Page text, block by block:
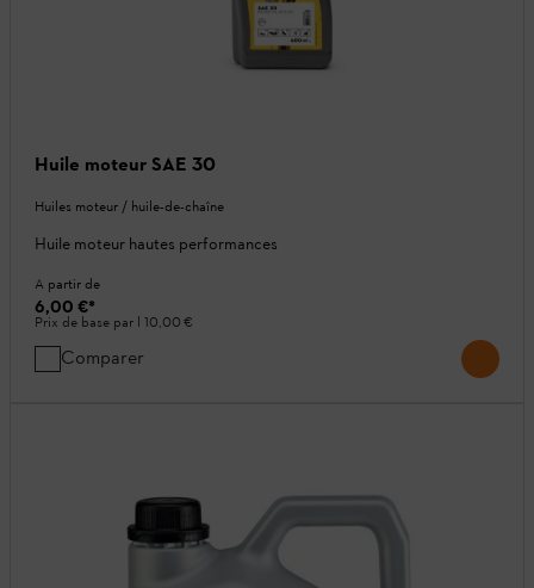
Huile moteur SAE 30
Huiles moteur / huile-de-chaîne
Huile moteur hautes performances
A partir de
6,00 €*
Prix de base par l 10,00 €
Comparer